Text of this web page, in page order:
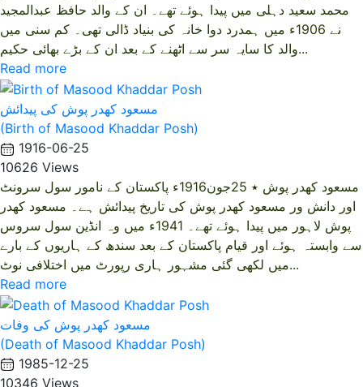
محمد سعید دہلی میں پیدا ہوئے تھے۔ ان کے والد حافظ عبدالمجید
نے 1906ء میں ہمدرد دوا خانہ کی بنیاد ڈالی تھی۔ کم سنی میں
والد کا سایہ سر سے اٹھنے کے بعد ان کے بڑے بھائی حکیم...
Read more
مسعود کھدر پوش کی پیدائش
(Birth of Masood Khaddar Posh)
1916-06-25
10626 Views
مسعود کھدر پوش ٭ 25جون1916ء پاکستان کے نامور سول سرونٹ
اور دانش ور مسعود کھدر پوش کی تاریخ پیدائش ہے۔ مسعود کھدر
پوش لاہور میں پیدا ہوئے تھے۔ 1941ء میں وہ انڈین سول سروس
سے وابستہ ہوئے اور قیام پاکستان کے بعد سندھ کے ہاریوں کے بارے
میں لکھی گئی مشہور ہاری رپورٹ میں اختلافی نوٹ...
Read more
مسعود کھدر پوش کی وفات
(Death of Masood Khaddar Posh)
1985-12-25
10346 Views